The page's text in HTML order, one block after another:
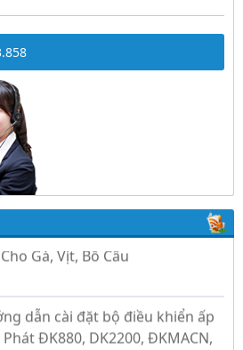
Phát Có Nước - Giải Pháp Ấp
ĐK880, DK2200, ĐKMACN,